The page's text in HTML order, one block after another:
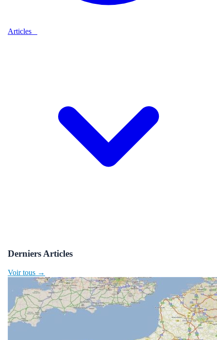
Articles
Derniers Articles
Voir tous →